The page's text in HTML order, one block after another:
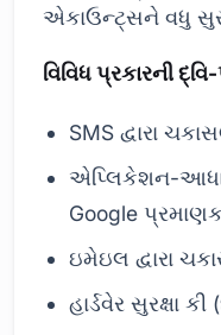
એકાઉન્ટ્સને વધુ
વિવિધ પ્રકારની
SMS દ્વારા
એપ્લિકેશન-
Google
ઇમેઇલ દ્વારા
હાર્ડવેર સુરક્ષા